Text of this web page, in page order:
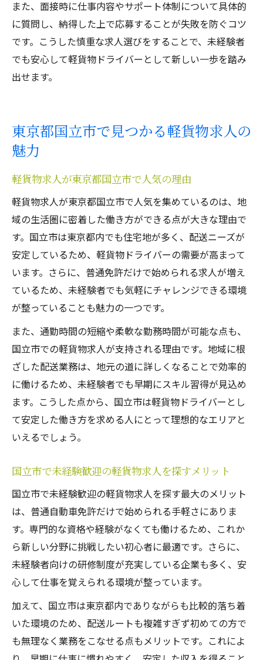
また、面接時に仕事内容やサポート体制について具体的
に質問し、納得した上で応募することが失敗を防ぐコツ
です。こうした慎重な求人選びをすることで、未経験者
でも安心して軽貨物ドライバーとして新しい一歩を踏み
出せます。
東京都国立市で見つかる軽貨物求人の
魅力
軽貨物求人が東京都国立市で人気の理由
軽貨物求人が東京都国立市で人気を集めているのは、地
域の生活圏に密着した働き方ができる点が大きな理由で
す。国立市は東京都内でも住宅地が多く、配送ニーズが
安定しているため、軽貨物ドライバーの需要が高まって
います。さらに、普通免許だけで始められる求人が増え
ているため、未経験者でも気軽にチャレンジできる環境
が整っていることも魅力の一つです。
また、通勤時間の短縮や柔軟な勤務時間が可能な点も、
国立市での軽貨物求人が支持される理由です。地域に根
ざした配送業務は、地元の道に詳しくなることで効率的
に働けるため、未経験者でも早期にスキル習得が見込め
ます。こうした点から、国立市は軽貨物ドライバーとし
て安定した働き方を求める人にとって理想的なエリアと
いえるでしょう。
国立市で未経験歓迎の軽貨物求人を探すメリット
国立市で未経験歓迎の軽貨物求人を探す最大のメリット
は、普通自動車免許だけで始められる手軽さにありま
す。専門的な資格や経験がなくても働けるため、これか
ら新しい分野に挑戦したい初心者に最適です。さらに、
未経験者向けの研修制度が充実している企業も多く、安
心して仕事を覚えられる環境が整っています。
加えて、国立市は東京都内でありながらも比較的落ち着
いた環境のため、配送ルートも複雑すぎず初めての方で
も無理なく業務をこなせる点もメリットです。これによ